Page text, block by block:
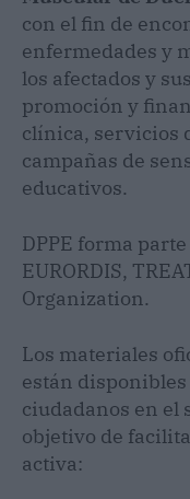
con el fin de
enfermedades y
los afectados y
promoción y
clínica, servicios
campañas de
educativos.
DPPE forma parte
EURORDIS,
Organization.
Los materiales
están
ciudadanos en el
objetivo de
activa: